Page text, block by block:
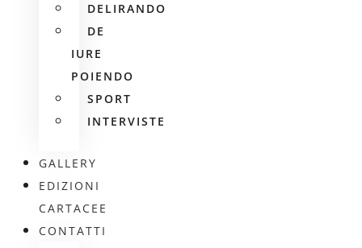
DELIRANDO
DE
IURE
POIENDO
SPORT
INTERVISTE
GALLERY
EDIZIONI
CARTACEE
CONTATTI